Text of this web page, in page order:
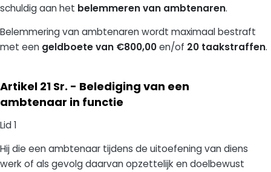
schuldig aan het belemmeren van ambtenaren.
Belemmering van ambtenaren wordt maximaal bestraft
met een geldboete van €800,00en/of 20 taakstraffen.
Artikel 21 Sr. - Belediging van een
ambtenaar in functie
Lid 1
Hij die een ambtenaar tijdens de uitoefening van diens
werk of als gevolg daarvan opzettelijk en doelbewust